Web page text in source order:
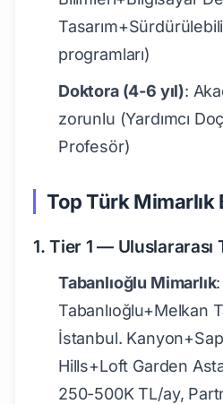
programları)
Doktora (4-6 yıl):
zorunlu (Yardımcı
Profesör)
Top Türk Mimarlık
1. Tier 1 — Uluslararası
Tabanlıoğlu Mimarlık
Tabanlıoğlu+Melkan
İstanbul.
Hills+Loft Garden
250-500K TL/ay,